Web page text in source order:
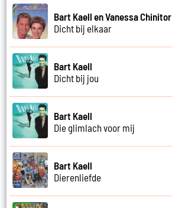
Bart Kaell en Vanessa Chinitor
Dicht bij elkaar
Bart Kaell
Dicht bij jou
Bart Kaell
Die glimlach voor mij
Bart Kaell
Dierenliefde